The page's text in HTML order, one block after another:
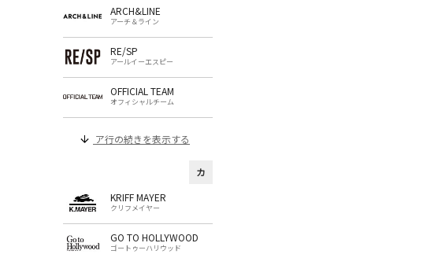
ARCH&LINE
アーチ＆ライン
RE/SP
アールイーエスピー
OFFICIAL TEAM
オフィシャルチーム
ア行の続きを表示する
カ
KRIFF MAYER
クリフメイヤー
GO TO HOLLYWOOD
ゴートゥーハリウッド